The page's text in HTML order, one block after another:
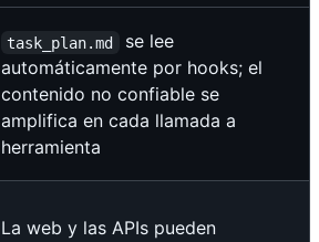
task_plan.md
se lee
automáticamente por hooks; el
contenido no confiable se
amplifica en cada llamada a
herramienta
La web y las APIs pueden